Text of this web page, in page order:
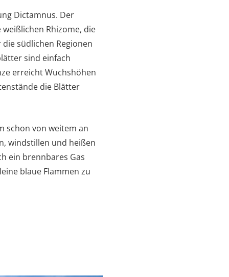
Dictamnus. Der
Rhizome, die
südlichen Regionen
sind einfach
erreicht Wuchshöhen
die Blätter
schon von weitem an
windstillen und heißen
ein brennbares Gas
blaue Flammen zu